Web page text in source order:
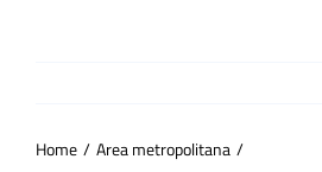
Home Area metropolitana